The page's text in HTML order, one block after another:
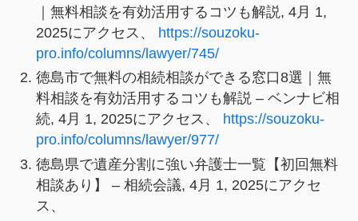
｜無料相談を有効活用するコツも解説, 4月 1,
2025にアクセス、 https://souzoku-
pro.info/columns/lawyer/745/
徳島市で無料の相続相談ができる窓口8選｜無
料相談を有効活用するコツも解説 – ベンナビ相
続, 4月 1, 2025にアクセス、
https://souzoku-
pro.info/columns/lawyer/977/
徳島県で遺産分割に強い弁護士一覧【初回無料
相談あり】 – 相続会議, 4月 1, 2025にアクセ
ス、